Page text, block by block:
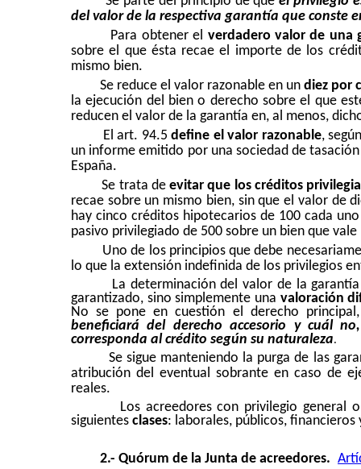
del valor de la respectiva garantía que conste
Para obtener el verdadero valor de una
sobre el que ésta recae el importe de los
mismo bien.
Se reduce el valor razonable en un diez por
la ejecución del bien o derecho sobre el que
reducen el valor de la garantía en, al menos,
El art. 94.5define el valor razonable,
un informe emitido por una sociedad de
España.
Se trata deevitar que los créditos
recae sobre un mismo bien, sin que el valor de
hay cinco créditos hipotecarios de 100 cada
pasivo privilegiado de 500 sobre un bien que vale
Uno de los principios que debe
lo que la extensión indefinida de los privilegios
La determinación del valor de la
garantizado, sino simplemente una valoración
No se pone en cuestión el derecho
beneficiará del derecho accesorio y cuál
corresponda al crédito según su naturaleza.
Se sigue manteniendo la purga de las
atribución del eventual sobrante en caso de
reales.
Los acreedores con privilegio general
siguientes clases: laborales, públicos, financieros
2.- Quórum de la Junta de acreedores.